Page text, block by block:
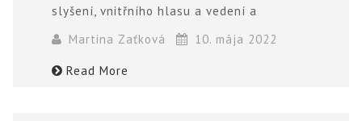
slyšení, vnitřního hlasu a vedení a
Martina Zaťková
10. mája 2022
Read More